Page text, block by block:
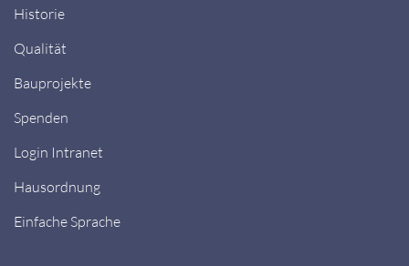
Historie
Qualität
Bauprojekte
Spenden
Login Intranet
Hausordnung
Einfache Sprache